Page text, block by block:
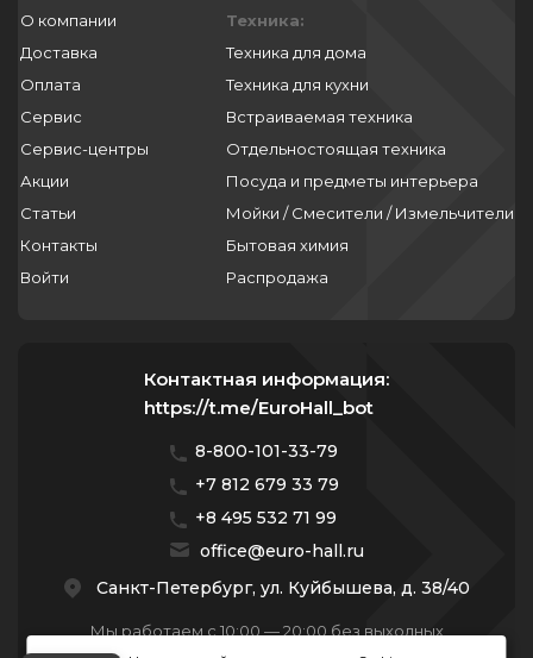
О компании
Доставка
Оплата
Сервис
Сервис-центры
Акции
Статьи
Контакты
Войти
Техника:
Техника для дома
Техника для кухни
Встраиваемая техника
Отдельностоящая техника
Посуда и предметы интерьера
Мойки / Смесители / Измельчители
Бытовая химия
Распродажа
Контактная информация:
https://t.me/EuroHall_bot
8-800-101-33-79
+7 812 679 33 79
+8 495 532 71 99
office@euro-hall.ru
Санкт-Петербург, ул. Куйбышева, д. 38/40
Мы работаем с 10:00 — 20:00 без выходных